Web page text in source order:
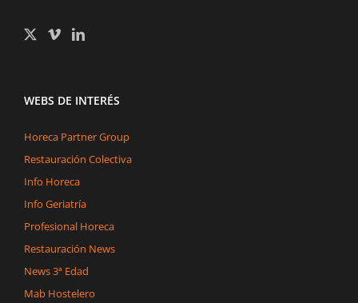
WEBS DE INTERÉS
Horeca Partner Group
Restauración Colectiva
Info Horeca
Info Geriatría
Profesional Horeca
Restauración News
News 3ª Edad
Mab Hostelero